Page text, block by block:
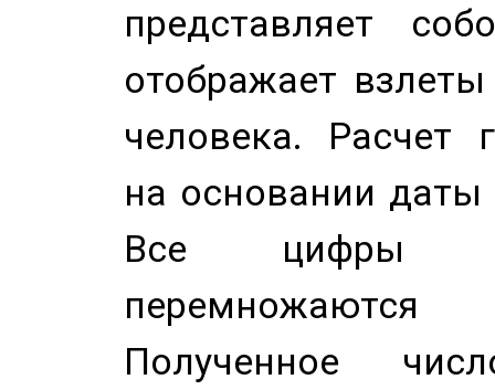
представляет
отображает
человека. Расчет
на основании
Все цифры
Полученное